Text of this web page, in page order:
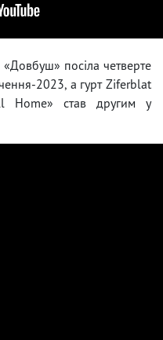
посіла четверте
2023, а гурт Ziferblat
Home» став другим у